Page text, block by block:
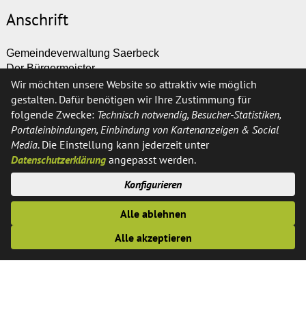
Anschrift
Gemeindeverwaltung Saerbeck
Ferrières-Straße 11
48369 Saerbeck
Der Bürgermeister
Kontakt
Telefon: 02574 / 89-0
Fax:
E-Mail:
Öffnungszeiten
Wir möchten unsere Website so attraktiv wie möglich
gestalten. Dafür benötigen wir Ihre Zustimmung für
folgende Zwecke: Technisch notwendig, Besucher-Statistiken,
Portaleinbindungen, Einbindung von Kartenanzeigen & Social
Media. Die Einstellung kann jederzeit unter
Datenschutzerklärung angepasst werden.
Konfigurieren
Alle ablehnen
Alle akzeptieren